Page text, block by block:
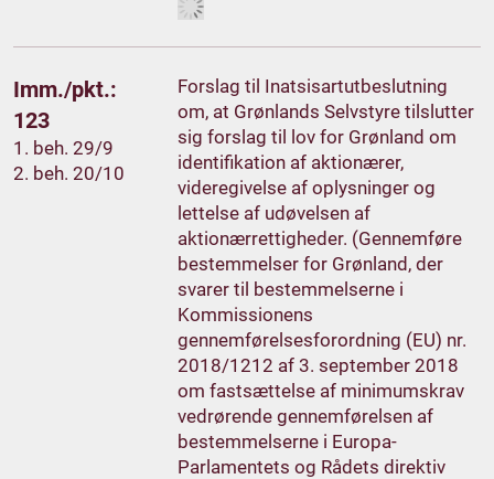
Imm./pkt.:
123
1. beh. 29/9
2. beh. 20/10
Forslag til Inatsisartutbeslutning
om, at Grønlands Selvstyre tilslutter
sig forslag til lov for Grønland om
identifikation af aktionærer,
videregivelse af oplysninger og
lettelse af udøvelsen af
aktionærrettigheder. (Gennemføre
bestemmelser for Grønland, der
svarer til bestemmelserne i
Kommissionens
gennemførelsesforordning (EU) nr.
2018/1212 af 3. september 2018
om fastsættelse af minimumskrav
vedrørende gennemførelsen af
bestemmelserne i Europa-
Parlamentets og Rådets direktiv